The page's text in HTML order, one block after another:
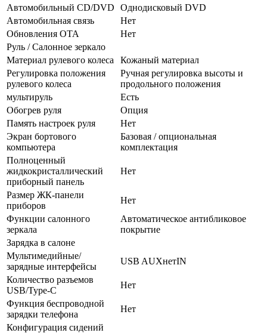
Автомобильный CD/DVD
Однодисковый DVD
Автомобильная связь
Нет
Обновления OTA
Нет
Руль / Салонное зеркало
Материал рулевого колеса
Кожаный материал
Регулировка положения
рулевого колеса
Ручная регулировка высоты и
продольного положения
мультируль
Есть
Обогрев руля
Опция
Память настроек руля
Нет
Экран бортового
компьютера
Базовая / опциональная
комплектация
Полноценный
жидкокристаллический
приборный панель
Нет
Размер ЖК-панели
приборов
Нет
Функции салонного
зеркала
Автоматическое антибликовое
покрытие
Зарядка в салоне
Мультимедийные/
зарядные интерфейсы
USB AUXнетIN
Количество разъемов
USB/Type-C
Нет
Функция беспроводной
зарядки телефона
Нет
Конфигурация сидений